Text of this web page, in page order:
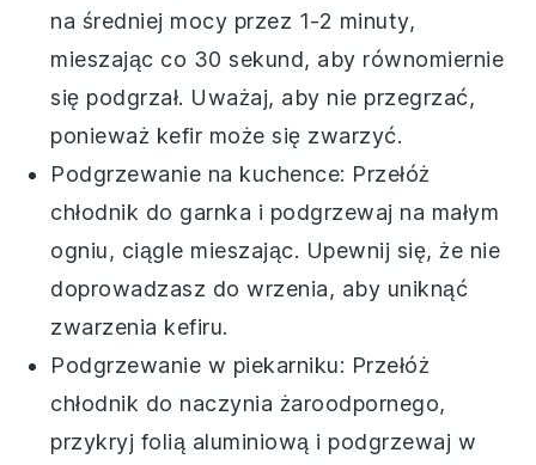
na średniej mocy przez 1-2 minuty,
mieszając co 30 sekund, aby równomiernie
się podgrzał. Uważaj, aby nie przegrzać,
ponieważ kefir może się zwarzyć.
Podgrzewanie na kuchence: Przełóż
chłodnik do garnka i podgrzewaj na małym
ogniu, ciągle mieszając. Upewnij się, że nie
doprowadzasz do wrzenia, aby uniknąć
zwarzenia kefiru.
Podgrzewanie w piekarniku: Przełóż
chłodnik do naczynia żaroodpornego,
przykryj folią aluminiową i podgrzewaj w